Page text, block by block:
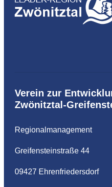
Verein zur
Zwönitztal-
Regionalmanagement
Greifensteinstraße 44
09427 Ehrenfriedersdorf